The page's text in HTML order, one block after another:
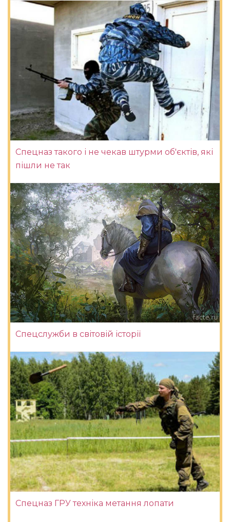
Спецназ такого і не чекав штурми об'єктів, які
пішли не так
Спецслужби в світовій історії
Спецназ ГРУ техніка метання лопати